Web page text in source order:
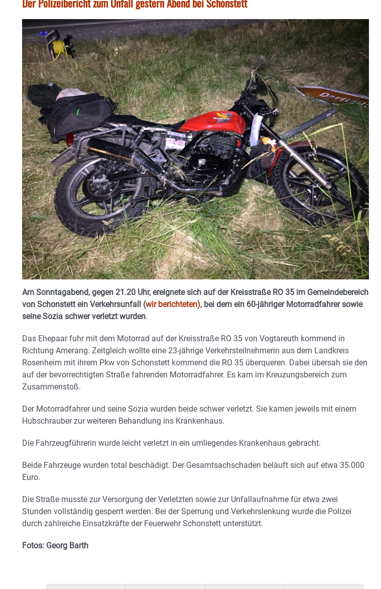
Am Sonntagabend, gegen 21.20 Uhr, ereignete sich auf der Kreisstraße RO 35 im Gemeindebereich
von Schonstett ein Verkehrsunfall (wir berichteten), bei dem ein 60-jähriger Motorradfahrer sowie
seine Sozia schwer verletzt wurden.
Das Ehepaar fuhr mit dem Motorrad auf der Kreisstraße RO 35 von Vogtareuth kommend in
Richtung Amerang. Zeitgleich wollte eine 23-jährige Verkehrsteilnehmerin aus dem Landkreis
Rosenheim mit ihrem Pkw von Schonstett kommend die RO 35 überqueren. Dabei übersah sie den
auf der bevorrechtigten Straße fahrenden Motorradfahrer. Es kam im Kreuzungsbereich zum
Zusammenstoß.
Der Motorradfahrer und seine Sozia wurden beide schwer verletzt. Sie kamen jeweils mit einem
Hubschrauber zur weiteren Behandlung ins Krankenhaus.
Die Fahrzeugführerin wurde leicht verletzt in ein umliegendes Krankenhaus gebracht.
Beide Fahrzeuge wurden total beschädigt. Der Gesamtsachschaden beläuft sich auf etwa 35.000
Euro.
Die Straße musste zur Versorgung der Verletzten sowie zur Unfallaufnahme für etwa zwei
Stunden vollständig gesperrt werden. Bei der Sperrung und Verkehrslenkung wurde die Polizei
durch zahlreiche Einsatzkräfte der Feuerwehr Schonstett unterstützt.
Fotos: Georg Barth